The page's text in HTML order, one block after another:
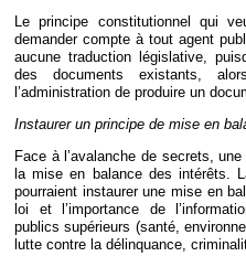
Le principe constitutionnel qui
demander compte à tout agent
aucune traduction législative,
des documents existants,
l’administration de produire un
Instaurer un principe de mise en
Face à l’avalanche de secrets,
la mise en balance des intérêts.
pourraient instaurer une mise en
loi et l’importance de
publics supérieurs (santé,
lutte contre la délinquance,